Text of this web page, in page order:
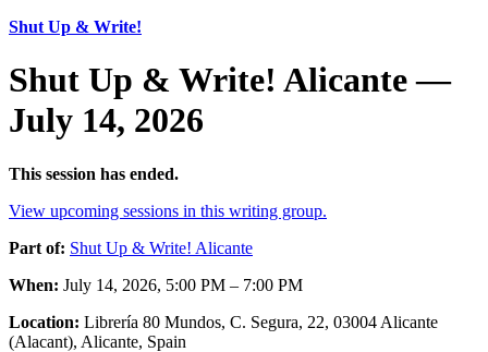
Shut Up & Write!
Shut Up & Write! Alicante —
July 14, 2026
This session has ended.
View upcoming sessions in this writing group.
Part of: Shut Up & Write! Alicante
When: July 14, 2026, 5:00 PM – 7:00 PM
Location: Librería 80 Mundos, C. Segura, 22, 03004 Alicante
(Alacant), Alicante, Spain